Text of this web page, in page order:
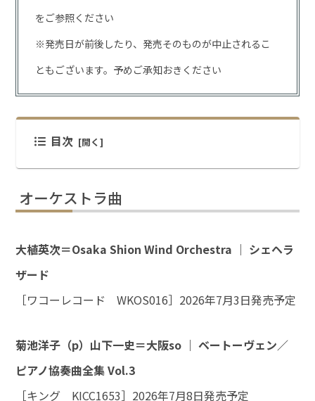
をご参照ください
※発売日が前後したり、発売そのものが中止されるこ
ともございます。予めご承知おきください
目次
オーケストラ曲
大植英次＝Osaka Shion Wind Orchestra ｜ シェヘラ
ザード
［ワコーレコード WKOS016］2026年7月3日発売予定
菊池洋子（p）山下一史＝大阪so ｜ ベートーヴェン／
ピアノ協奏曲全集 Vol.3
［キング KICC1653］2026年7月8日発売予定